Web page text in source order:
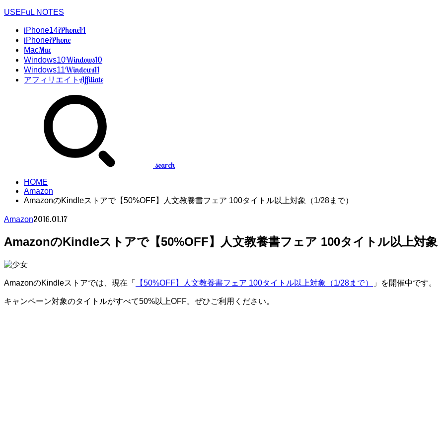
USEFuL NOTES
iPhone14iPhone14
iPhoneiPhone
MacMac
Windows10Windows10
Windows11Windows11
アフィリエイトAffiliate
search
HOME
Amazon
AmazonのKindleストアで【50%OFF】人文教養書フェア 100タイトル以上対象（1/28まで）
Amazon2016.01.17
AmazonのKindleストアで【50%OFF】人文教養書フェア 100タイトル以上対象
AmazonのKindleストアでは、現在「 【50%OFF】人文教養書フェア 100タイトル以上対象（1/28まで） 」を開催中です。
キャンペーン対象のタイトルがすべて50%以上OFF。ぜひご利用ください。